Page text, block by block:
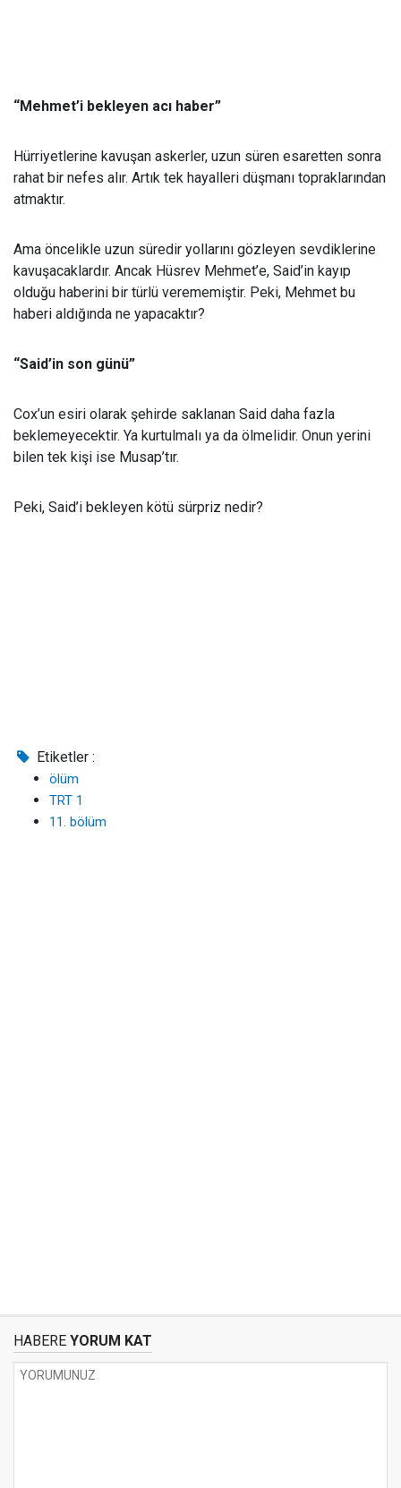
“Mehmet’i bekleyen acı haber”
Hürriyetlerine kavuşan askerler, uzun süren esaretten sonra
rahat bir nefes alır. Artık tek hayalleri düşmanı topraklarından
atmaktır.
Ama öncelikle uzun süredir yollarını gözleyen sevdiklerine
kavuşacaklardır. Ancak Hüsrev Mehmet’e, Said’in kayıp
olduğu haberini bir türlü verememiştir. Peki, Mehmet bu
haberi aldığında ne yapacaktır?
“Said’in son günü”
Cox’un esiri olarak şehirde saklanan Said daha fazla
beklemeyecektir. Ya kurtulmalı ya da ölmelidir. Onun yerini
bilen tek kişi ise Musap’tır.
Peki, Said’i bekleyen kötü sürpriz nedir?
Etiketler :
ölüm
TRT 1
11. bölüm
HABERE YORUM KAT